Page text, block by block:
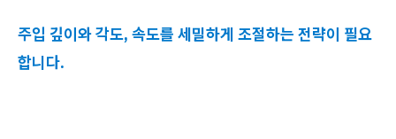
주입 깊이와 각도, 속도를 세밀하게 조절하는 전략이 필요
합니다.